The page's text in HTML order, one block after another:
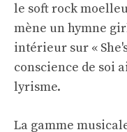
le soft rock
mène un hymne
intérieur sur «
conscience de soi
lyrisme.
La gamme